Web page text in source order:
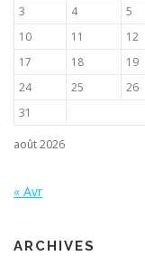
août 2026
3
4 5
10
11 12
17
18 19
24
25 26
31
« Avr
ARCHIVES